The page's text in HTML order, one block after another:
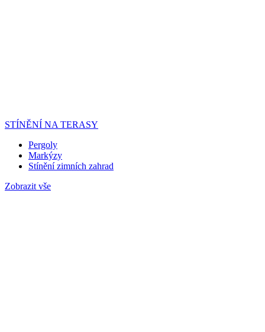
STÍNĚNÍ NA TERASY
Pergoly
Markýzy
Stínění zimních zahrad
Zobrazit vše